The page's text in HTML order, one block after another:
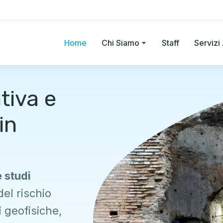
Home Chi Siamo Staff Servizi
e
studi
rischio
geofisiche,